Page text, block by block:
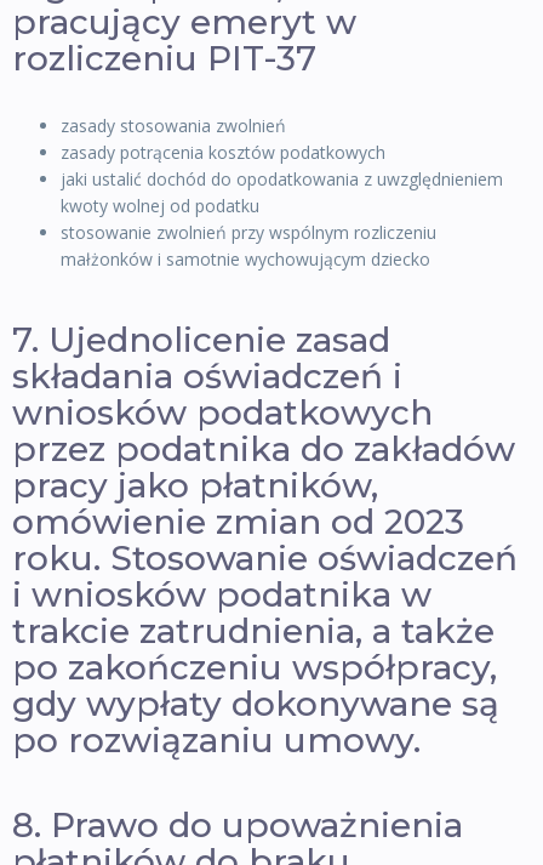
pracujący emeryt w
rozliczeniu PIT-37
zasady stosowania zwolnień
zasady potrącenia kosztów podatkowych
jaki ustalić dochód do opodatkowania z uwzględnieniem
kwoty wolnej od podatku
stosowanie zwolnień przy wspólnym rozliczeniu
małżonków i samotnie wychowującym dziecko
7. Ujednolicenie zasad
składania oświadczeń i
wniosków podatkowych
przez podatnika do zakładów
pracy jako płatników,
omówienie zmian od 2023
roku. Stosowanie oświadczeń
i wniosków podatnika w
trakcie zatrudnienia, a także
po zakończeniu współpracy,
gdy wypłaty dokonywane są
po rozwiązaniu umowy.
8. Prawo do upoważnienia